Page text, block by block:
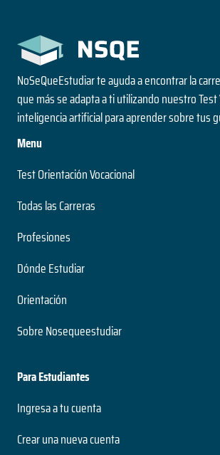
NoSeQueEstudiar te ayuda a encontrar la
que más se adapta a ti utilizando nuestro Test
inteligencia artificial para aprender sobre tus
Menu
Test Orientación Vocacional
Todas las Carreras
Profesiones
Dónde Estudiar
Orientación
Sobre Nosequeestudiar
Para Estudiantes
Ingresa a tu cuenta
Crear una nueva cuenta